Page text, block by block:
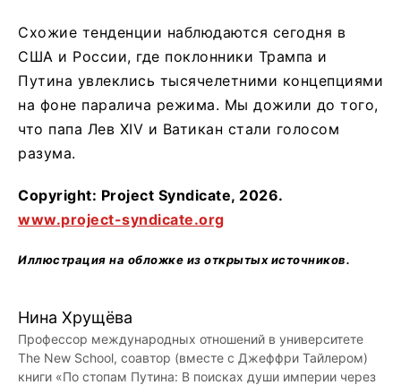
Схожие тенденции наблюдаются сегодня в
США и России, где поклонники Трампа и
Путина увлеклись тысячелетними концепциями
на фоне паралича режима. Мы дожили до того,
что папа Лев XIV и Ватикан стали голосом
разума.
Copyright: Project Syndicate, 2026.
www.project-syndicate.org
Иллюстрация на обложке из открытых источников.
Нина Хрущёва
Профессор международных отношений в университете
The New School, соавтор (вместе с Джеффри Тайлером)
книги «По стопам Путина: В поисках души империи через